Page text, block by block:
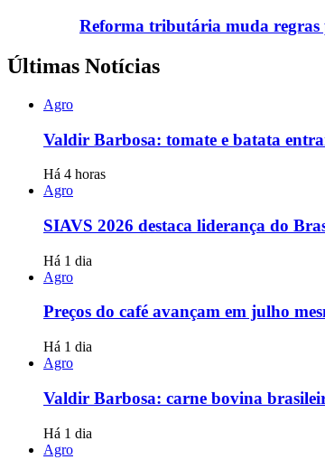
Reforma tributária muda regras
Últimas Notícias
Agro
Valdir Barbosa: tomate e batata
Há 4 horas
Agro
SIAVS 2026 destaca liderança do
Há 1 dia
Agro
Preços do café avançam em julho
Há 1 dia
Agro
Valdir Barbosa: carne bovina
Há 1 dia
Agro